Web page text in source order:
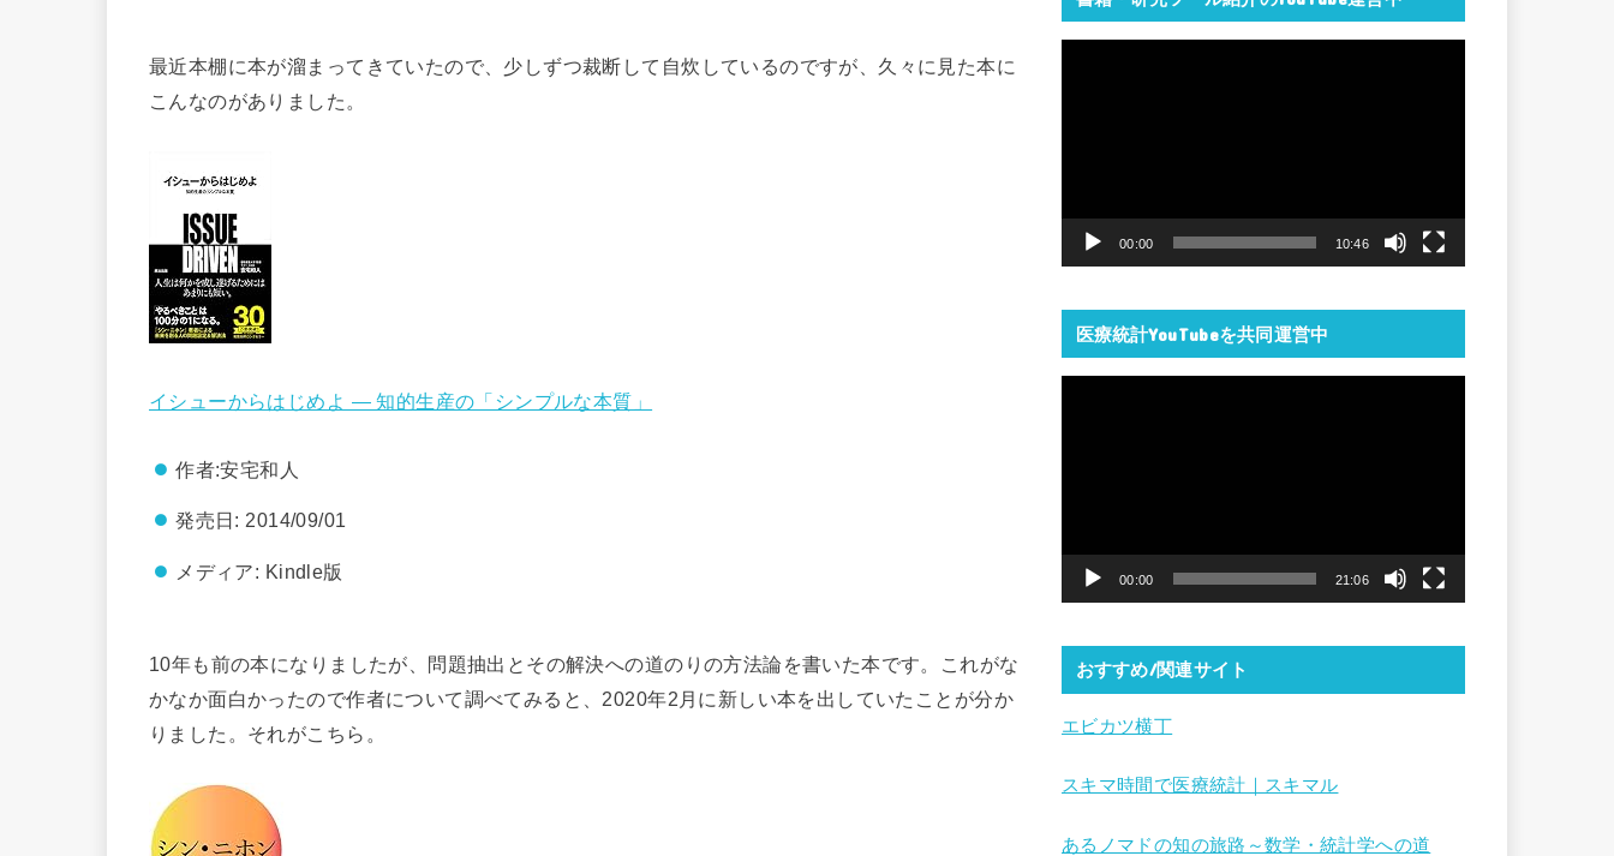
最近本棚に本が溜まってきていたので、少しずつ裁断して自炊しているのですが、久々に見た本に
こんなのがありました。
イシューからはじめよ ― 知的生産の「シンプルな本質」
作者:安宅和人
発売日: 2014/09/01
メディア: Kindle版
10年も前の本になりましたが、問題抽出とその解決への道のりの方法論を書いた本です。これがな
かなか面白かったので作者について調べてみると、2020年2月に新しい本を出していたことが分か
りました。それがこちら。
ヤ
00:00 10:46
医療統計YouTubeを共同運営中
ヤ
00:00 21:06
おすすめ/関連サイト
エビカツ横丁
スキマ時間で医療統計｜スキマル
あるノマドの知の旅路～数学・統計学への道